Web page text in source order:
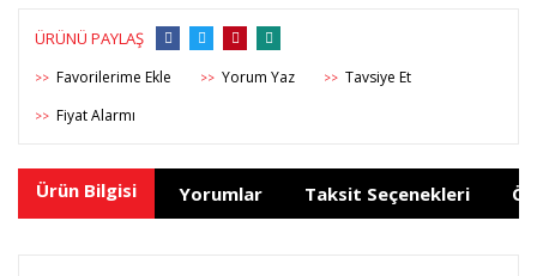
ÜRÜNÜ PAYLAŞ
>> >> Yorum Yaz >> Tavsiye Et
>> Fiyat Alarmı
Ürün Bilgisi Yorumlar Taksit Seçenekleri